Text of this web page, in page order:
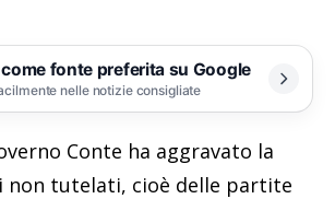
fonte preferita su Google
nelle notizie consigliate
Conte ha aggravato la
non tutelati, cioè delle partite